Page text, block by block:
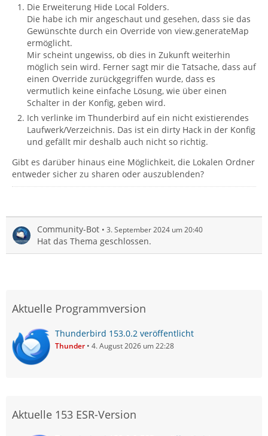
Die Erweiterung Hide Local Folders.
Die habe ich mir angeschaut und gesehen, dass sie das
Gewünschte durch ein Override von view.generateMap
ermöglicht.
Mir scheint ungewiss, ob dies in Zukunft weiterhin
möglich sein wird. Ferner sagt mir die Tatsache, dass auf
einen Override zurückgegriffen wurde, dass es
vermutlich keine einfache Lösung, wie über einen
Schalter in der Konfig, geben wird.
Ich verlinke im Thunderbird auf ein nicht existierendes
Laufwerk/Verzeichnis. Das ist ein dirty Hack in der Konfig
und gefällt mir deshalb auch nicht so richtig.
Gibt es darüber hinaus eine Möglichkeit, die Lokalen Ordner
entweder sicher zu sharen oder auszublenden?
Community-Bot 3. September 2024 um 20:40
Hat das Thema geschlossen.
Aktuelle Programmversion
Thunderbird 153.0.2 veröffentlicht
Thunder 4. August 2026 um 22:28
Aktuelle 153 ESR-Version